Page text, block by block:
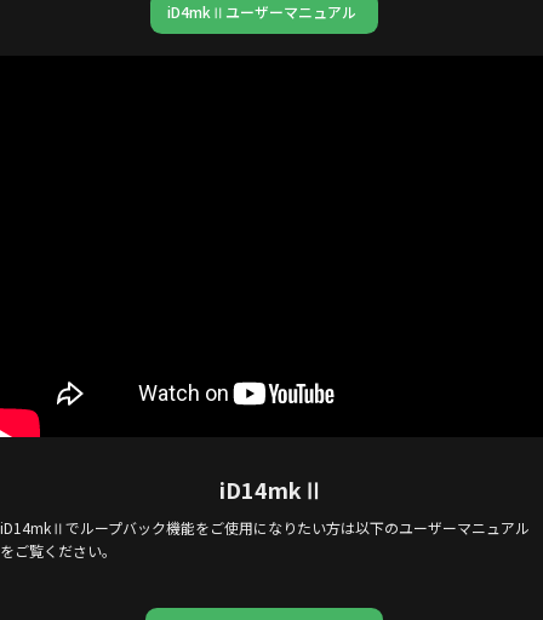
iD4mkⅡユーザーマニュアル
iD14mkⅡ
iD14mkⅡでループバック機能をご使用になりたい方は以下のユーザーマニュアル
をご覧ください。